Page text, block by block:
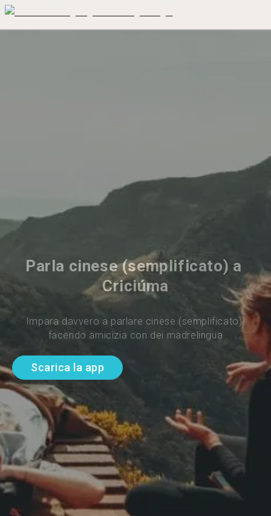
Parla cinese (semplificato) a
Criciúma
Impara davvero a parlare cinese (semplificato)
facendo amicizia con dei madrelingua
Scarica la app